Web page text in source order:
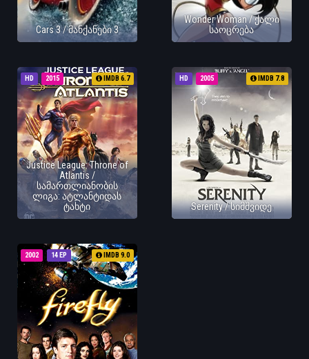
Cars 3 / მანქანები 3
Wonder Woman / ქალი
საოცრება
HD 2015 IMDB 6.7
Justice League: Throne of
Atlantis /
სამართლიანობის
ლიგა: ატლანტიდას
ტახტი
HD 2005 IMDB 7.8
Serenity / სიმშვიდე
14 EP
2002 IMDB 9.0